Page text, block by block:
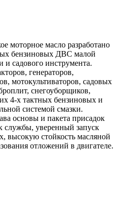
моторное масло разработано
бензиновых ДВС малой
и садового инструмента.
генераторов,
мотокультиваторов, садовых
снегоуборщиков,
4-х тактных бензиновых и
системой смазки.
основы и пакета присадок
службы, уверенный запуск
высокую стойкость масляной
отложений в двигателе.